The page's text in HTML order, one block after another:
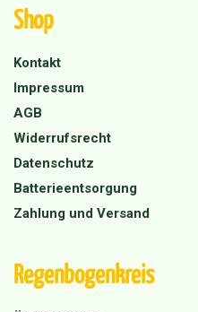
Shop
Kontakt
Impressum
AGB
Widerrufsrecht
Datenschutz
Batterieentsorgung
Zahlung und Versand
Regenbogenkreis